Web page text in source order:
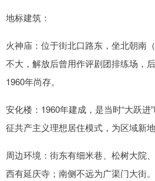
地标建筑：
火神庙：位于街北口路东，坐北朝南
不大，解放后曾用作评剧团排练场，
1960年尚存。
安化楼：1960年建成，是当时“大跃进
征共产主义理想居住模式，为区域新地
周边环境：街东有细米巷、松树大院
西有延庆寺；南侧不远为广渠门大街。